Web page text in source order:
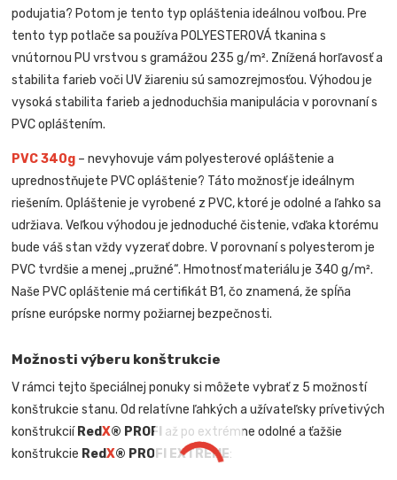
podujatia? Potom je tento typ opláštenia ideálnou voľbou. Pre
tento typ potlače sa používa POLYESTEROVÁ tkanina s
vnútornou PU vrstvou s gramážou 235 g/m². Znížená horľavosť a
stabilita farieb voči UV žiareniu sú samozrejmosťou. Výhodou je
vysoká stabilita farieb a jednoduchšia manipulácia v porovnaní s
PVC opláštením.
PVC 340g – nevyhovuje vám polyesterové opláštenie a
uprednostňujete PVC opláštenie? Táto možnosť je ideálnym
riešením. Opláštenie je vyrobené z PVC, ktoré je odolné a ľahko sa
udržiava. Veľkou výhodou je jednoduché čistenie, vďaka ktorému
bude váš stan vždy vyzerať dobre. V porovnaní s polyesterom je
PVC tvrdšie a menej „pružné“. Hmotnosť materiálu je 340 g/m².
Naše PVC opláštenie má certifikát B1, čo znamená, že spĺňa
prísne európske normy požiarnej bezpečnosti.
Možnosti výberu konštrukcie
V rámci tejto špeciálnej ponuky si môžete vybrať z 5 možností
konštrukcie stanu. Od relatívne ľahkých a užívateľsky prívetivých
konštrukcií RedX® PROFI až po extrémne odolné a ťažšie
konštrukcie RedX® PROFI EXTREME: